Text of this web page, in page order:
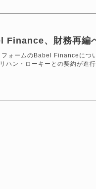
Finance、財務再編
ォームのBabel Financeにつ
ハン・ローキーとの契約が進行